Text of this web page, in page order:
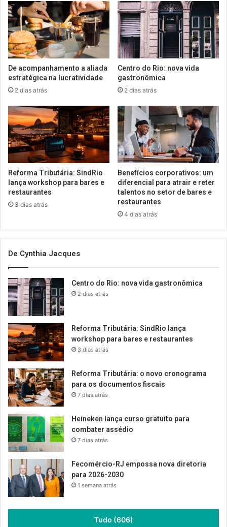
De acompanhamento a aliada
estratégica na lucratividade
2 dias atrás
Centro do Rio: nova vida
gastronômica
2 dias atrás
Reforma Tributária: SindRio
lança workshop para bares e
restaurantes
3 dias atrás
Benefícios corporativos: um
diferencial para atrair e reter
talentos no setor de bares e
restaurantes
4 dias atrás
De Cynthia Jacques
Centro do Rio: nova vida gastronômica
2 dias atrás
Reforma Tributária: SindRio lança
workshop para bares e restaurantes
3 dias atrás
Reforma Tributária: o novo cronograma
para os documentos fiscais
7 dias atrás
Heineken lança curso gratuito para
combater assédio
7 dias atrás
Fecomércio-RJ empossa nova diretoria
para 2026-2030
1 semana atrás
Tudo (606)